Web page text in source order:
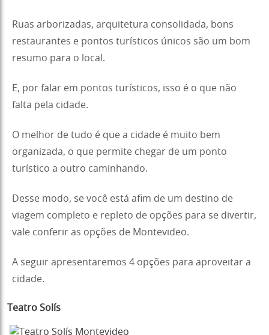
Ruas arborizadas, arquitetura consolidada, bons
restaurantes e pontos turísticos únicos são um bom
resumo para o local.
E, por falar em pontos turísticos, isso é o que não
falta pela cidade.
O melhor de tudo é que a cidade é muito bem
organizada, o que permite chegar de um ponto
turístico a outro caminhando.
Desse modo, se você está afim de um destino de
viagem completo e repleto de opções para se divertir,
vale conferir as opções de Montevideo.
A seguir apresentaremos 4 opções para aproveitar a
cidade.
Teatro Solís